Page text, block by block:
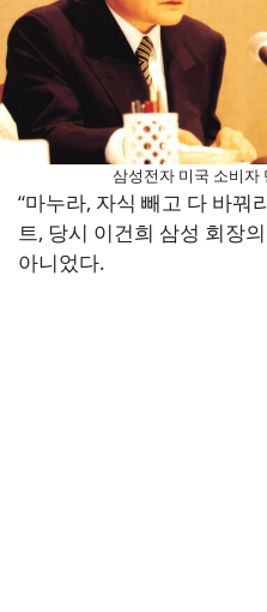
삼성전자 미국 소비자
“마누라, 자식 빼고 다 바꿔
트, 당시 이건희 삼성 회장
아니었다.